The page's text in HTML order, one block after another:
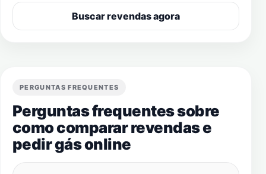
Buscar revendas agora
PERGUNTAS FREQUENTES
Perguntas frequentes sobre
como comparar revendas e
pedir gás online